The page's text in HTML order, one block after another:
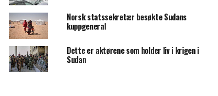
Norsk statssekretær besøkte Sudans
kuppgeneral
Dette er aktørene som holder liv i krigen i
Sudan